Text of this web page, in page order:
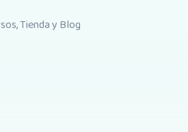
Tienda y Blog